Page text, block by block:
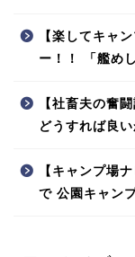
【楽してキャ
ー！！ 「艦め
【社畜夫の奮
どうすれば良
【キャンプ場
で 公園キャン